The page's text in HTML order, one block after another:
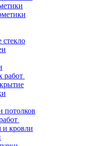
работ
потолков
кровли